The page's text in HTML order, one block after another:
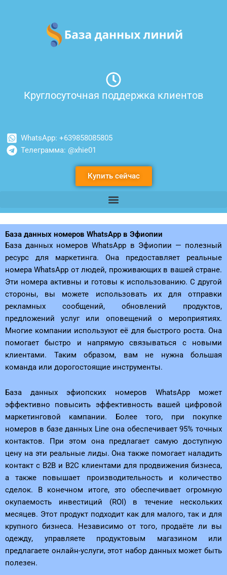
содержимому
Круглосуточная поддержка клиентов
WhatsApp: +639858085805
Телеграмма: @xhie01
Купить сейчас
База данных номеров WhatsApp в Эфиопии
База данных номеров WhatsApp в Эфиопии — полезный
ресурс для маркетинга. Она предоставляет реальные
номера WhatsApp от людей, проживающих в вашей стране.
Эти номера активны и готовы к использованию. С другой
стороны, вы можете использовать их для отправки
рекламных сообщений, обновлений продуктов,
предложений услуг или оповещений о мероприятиях.
Многие компании используют её для быстрого роста. Она
помогает быстро и напрямую связываться с новыми
клиентами. Таким образом, вам не нужна большая
команда или дорогостоящие инструменты.
База данных эфиопских номеров WhatsApp может
эффективно повысить эффективность вашей цифровой
маркетинговой кампании. Более того, при покупке
номеров в базе данных Line она обеспечивает 95% точных
контактов. При этом она предлагает самую доступную
цену на эти реальные лиды. Она также помогает наладить
контакт с B2B и B2C клиентами для продвижения бизнеса,
а также повышает производительность и количество
сделок. В конечном итоге, это обеспечивает огромную
окупаемость инвестиций (ROI) в течение нескольких
месяцев. Этот продукт подходит как для малого, так и для
крупного бизнеса. Независимо от того, продаёте ли вы
одежду, управляете продуктовым магазином или
предлагаете онлайн-услуги, этот набор данных может быть
полезен.